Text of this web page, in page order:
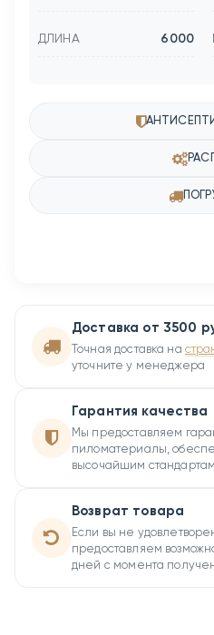
ДЛИНА 6000
Доставка от 3500
Точная доставка на
уточните у менеджера
Гарантия качества
Мы предоставляем
пиломатериалы,
высочайшим
Возврат товара
Если вы не
предоставляем
дней с момента